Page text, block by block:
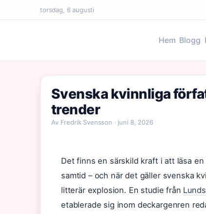
torsdag, 6 augusti
Hem Blogg
Svenska kvinnliga
trender
Av Fredrik Svensson · juni 8, 2026
Det finns en särskild kraft i att läsa
samtid – och när det gäller svenska
litterär explosion. En studie från
etablerade sig inom deckargenren